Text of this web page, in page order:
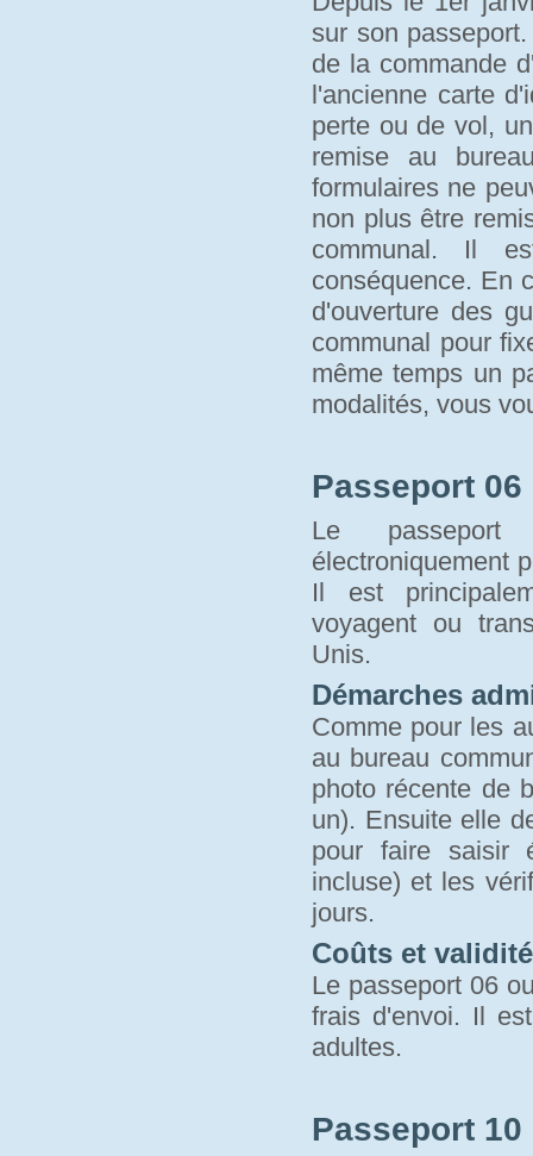
sur son
de la commande
l'ancienne carte
perte ou de vol,
remise au
formulaires ne
non plus être
communal. Il
conséquence. En
d'ouverture des
communal pour
même temps un
modalités, vous
Passeport
Le
électroniquement
Il est
voyagent ou
Unis.
Démarches
Comme pour les
au bureau
photo récente de
un). Ensuite elle
pour faire saisir
incluse) et les
jours.
Coûts et
Le passeport 06
frais d'envoi. Il
adultes.
Passeport 10